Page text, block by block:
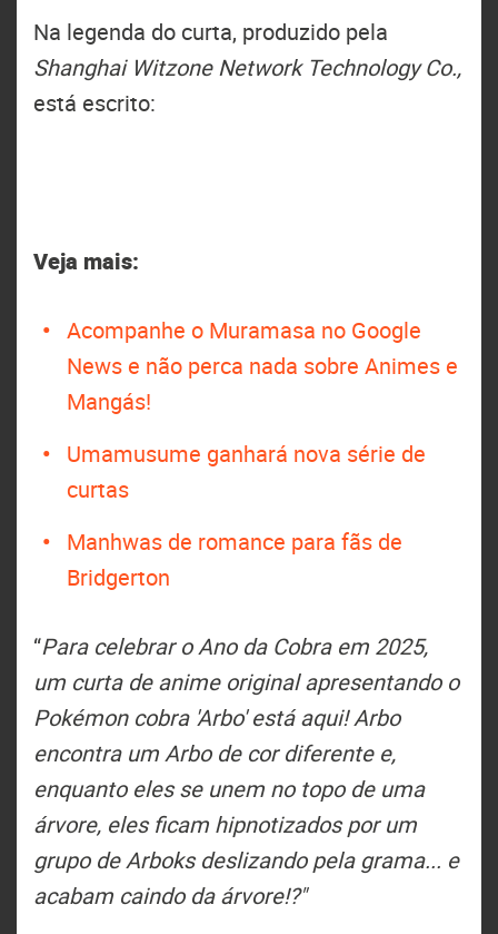
Na legenda do curta, produzido pela
Shanghai Witzone Network Technology Co.,
está escrito:
Veja mais:
Acompanhe o Muramasa no Google
News e não perca nada sobre Animes e
Mangás!
Umamusume ganhará nova série de
curtas
Manhwas de romance para fãs de
Bridgerton
“Para celebrar o Ano da Cobra em 2025,
um curta de anime original apresentando o
Pokémon cobra 'Arbo' está aqui! Arbo
encontra um Arbo de cor diferente e,
enquanto eles se unem no topo de uma
árvore, eles ficam hipnotizados por um
grupo de Arboks deslizando pela grama... e
acabam caindo da árvore!?"